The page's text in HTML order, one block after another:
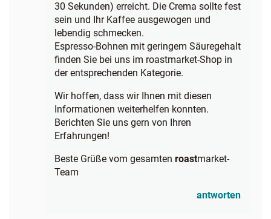
30 Sekunden) erreicht. Die Crema sollte fest
sein und Ihr Kaffee ausgewogen und
lebendig schmecken.
Espresso-Bohnen mit geringem Säuregehalt
finden Sie bei uns im roastmarket-Shop in
derentsprechenden Kategorie.
Wir hoffen, dass wir Ihnen mit diesen
Informationen weiterhelfen konnten.
Berichten Sie uns gern von Ihren
Erfahrungen!
Beste Grüße vom gesamten roastmarket-
Team
antworten